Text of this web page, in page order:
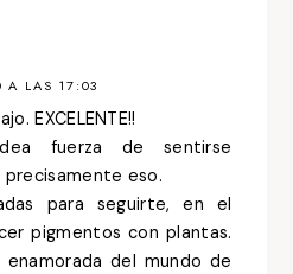
A LAS 17:03
EXCELENTE!!
fuerza de sentirse
eso.
para seguirte, en el
pigmentos con plantas.
del mundo de